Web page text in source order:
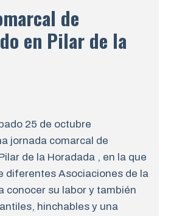
de
en Pilar de la
25 de octubre
jornada comarcal de
de la Horadada , en la que
diferentes Asociaciones de la
conocer su labor y también
hinchables y una